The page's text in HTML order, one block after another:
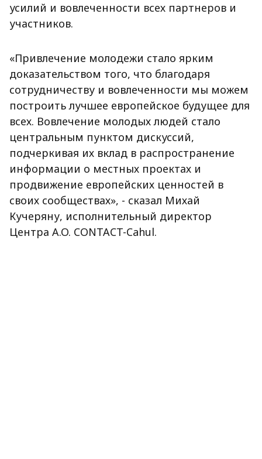
усилий и вовлеченности всех партнеров и
участников.
«Привлечение молодежи стало ярким
доказательством того, что благодаря
сотрудничеству и вовлеченности мы можем
построить лучшее европейское будущее для
всех. Вовлечение молодых людей стало
центральным пунктом дискуссий,
подчеркивая их вклад в распространение
информации о местных проектах и
продвижение европейских ценностей в
своих сообществах», - сказал Михай
Кучеряну, исполнительный директор
Центра A.O. CONTACT-Cahul.